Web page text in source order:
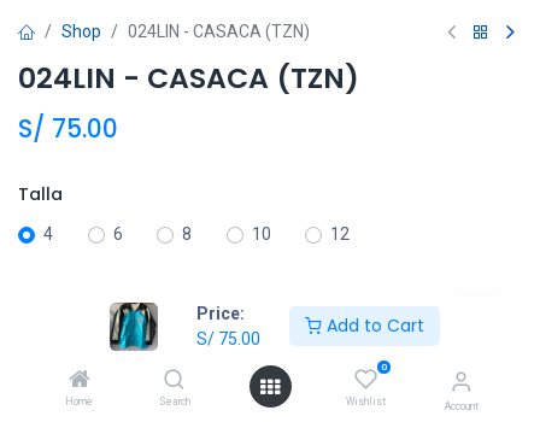
Price:
S/ 75.00
Add to Cart
Home Search
0
Wishlist Account
Shop 024LIN - CASACA (TZN)
024LIN - CASACA (TZN)
S/ 75.00
Talla
4 6 8 10 12
Añadir al carrito
Agregar a la lista de deseos